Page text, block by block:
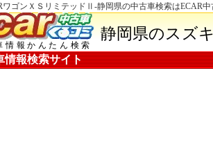
ワゴンＸＳリミテッドⅡ-静岡県の中古車検索はECAR
情報かんたん検索
静岡県のスズ
情報検索サイト